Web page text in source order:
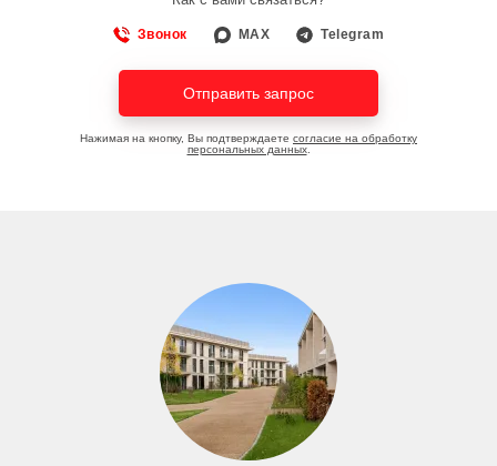
Звонок MAX Telegram
Отправить запрос
Нажимая на кнопку, Вы подтверждаете согласие на обработку
персональных данных.